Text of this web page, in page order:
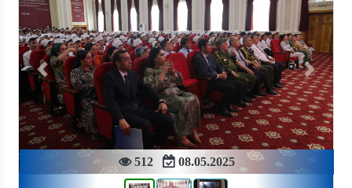
512 08.05.2025
Previous Next